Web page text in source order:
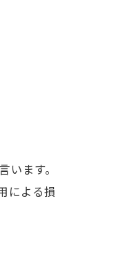
います。
による損